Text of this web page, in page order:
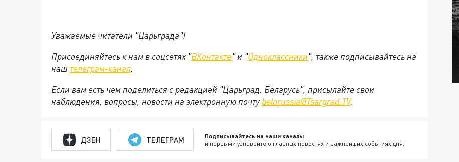
Уважаемые читатели "Царьграда"!
Присоединяйтесь к нам в соцсетях "ВКонтакте" и "Одноклассники", также подписывайтесь на
наш телеграм-канал.
Если вам есть чем поделиться с редакцией "Царьград. Беларусь", присылайте свои
наблюдения, вопросы, новости на электронную почту belorussia@Tsargrad.TV.
ДЗЕН ТЕЛЕГРАМ Подписывайтесь на наши каналы
и первыми узнавайте о главных новостях и важнейших событиях дня.